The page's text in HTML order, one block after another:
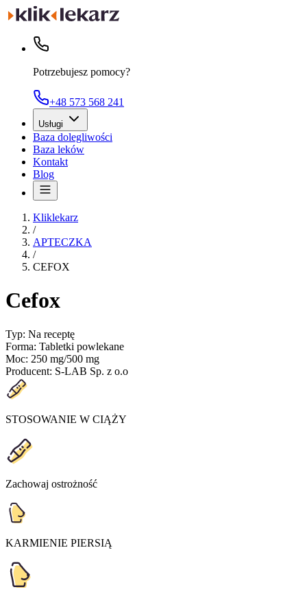
Potrzebujesz pomocy?
+48 573 568 241
Usługi
Baza dolegliwości
Baza leków
Kontakt
Blog
Kliklekarz
/
APTECZKA
/
CEFOX
Cefox
Typ: Na receptę
Forma: Tabletki powlekane
Moc: 250 mg/500 mg
Producent: S-LAB Sp. z o.o
STOSOWANIE W CIĄŻY
Zachowaj ostrożność
KARMIENIE PIERSIĄ